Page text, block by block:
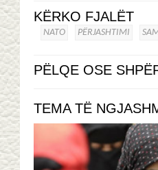
KËRKO FJALËT
NATO PËRJASHTIMI
PËLQE OSE
TEMA TË